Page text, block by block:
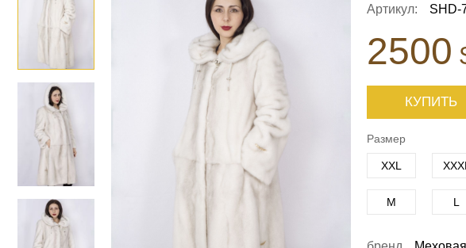
Артикул: SHD-
2500
КУПИТЬ
Размер
XXL XXXL
M L